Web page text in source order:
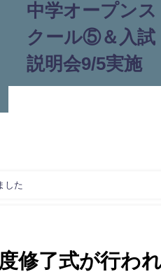
中学オープンス
クール⑤＆入試
説明会9/5実施
した
修了式が行わ